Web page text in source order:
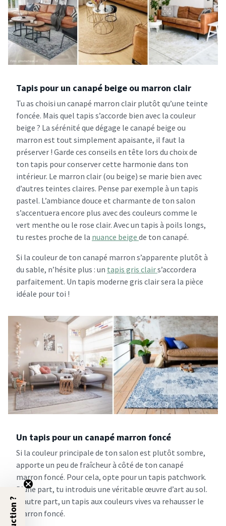
Tapis pour un canapé beige ou marron clair
Tu as choisi un canapé marron clair plutôt qu’une teinte
foncée. Mais quel tapis s’accorde bien avec la couleur
beige ? La sérénité que dégage le canapé beige ou
marron est tout simplement apaisante, il faut la
préserver ! Garde ces conseils en tête lors du choix de
ton tapis pour conserver cette harmonie dans ton
intérieur. Le marron clair (ou beige) se marie bien avec
d’autres teintes claires. Pense par exemple à un tapis
pastel. L’ambiance douce et charmante de ton salon
s’accentuera encore plus avec des couleurs comme le
vert menthe ou le rose clair. Avec un tapis à poils longs,
tu restes proche de la nuance beige de ton canapé.
Si la couleur de ton canapé marron s’apparente plutôt à
du sable, n’hésite plus : un tapis gris clairs’accordera
parfaitement. Un tapis moderne gris clair sera la pièce
idéale pour toi !
Un tapis pour un canapé marron foncé
Si la couleur principale de ton salon est plutôt sombre,
apporte un peu de fraîcheur à côté de ton canapé
marron foncé. Pour cela, opte pour un tapis patchwork.
D’une part, tu introduis une véritable œuvre d’art au sol.
D’autre part, un tapis aux couleurs vives va rehausser le
marron foncé.